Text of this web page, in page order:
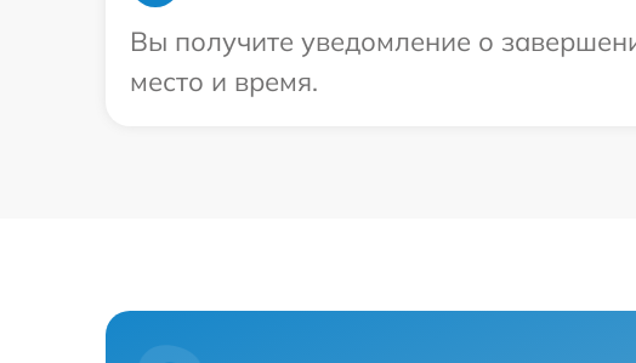
Вы получите уведомление о
место и время.